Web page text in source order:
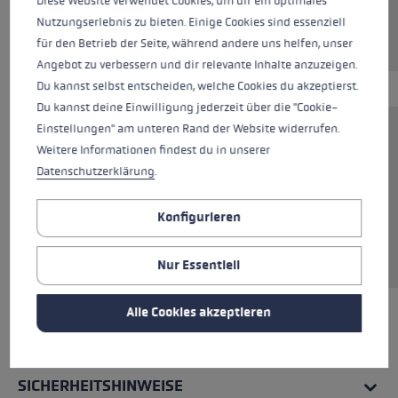
momentan nicht verfügbar
Der Hoodie aus 85 % Baumwolle vereint
Komfort mit Stil. Perfekt für entspannte Tage
und kühle Nächte. Das hochwertige Material
sorgt für ein angenehmes Tragegefühl,
während der klassische Schnitt und die Kapuze
mit Kordelzug für einen lässigen Look sorgen.
SICHERHEITSHINWEISE
Nutzungserlebnis zu bieten. Einige Cookies sind essenziell
für den Betrieb der Seite, während andere uns helfen, unser
Angebot zu verbessern und dir relevante Inhalte anzuzeigen.
Du kannst selbst entscheiden, welche Cookies du akzeptierst.
Du kannst deine Einwilligung jederzeit über die "Cookie-
Einstellungen" am unteren Rand der Website widerrufen.
Weitere Informationen findest du in unserer
Datenschutzerklärung.
Konfigurieren
Nur Essentiell
Alle Cookies akzeptieren